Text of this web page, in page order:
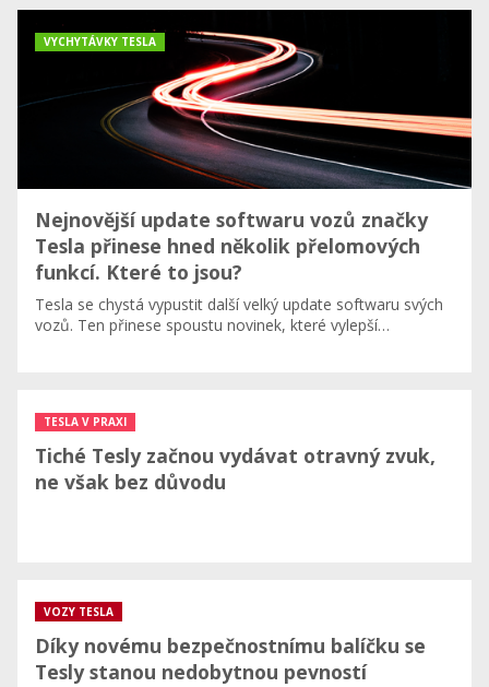
Nejnovější update softwaru vozů značky
Tesla přinese hned několik přelomových
funkcí. Které to jsou?
Tesla se chystá vypustit další velký update softwaru svých
vozů. Ten přinese spoustu novinek, které vylepší…
VYCHYTÁVKY TESLA
Tiché Tesly začnou vydávat otravný zvuk,
ne však bez důvodu
TESLA V PRAXI
Díky novému bezpečnostnímu balíčku se
Tesly stanou nedobytnou pevností
VOZY TESLA